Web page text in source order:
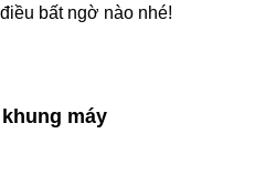
bất ngờ nào nhé!
máy